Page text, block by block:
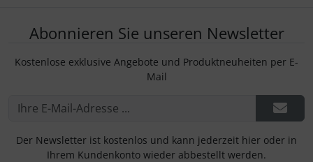
Abonnieren Sie unseren Newsletter
Kostenlose exklusive Angebote und Produktneuheiten per E-
Mail
Der Newsletter ist kostenlos und kann jederzeit hier oder in
Ihrem Kundenkonto wieder abbestellt werden.